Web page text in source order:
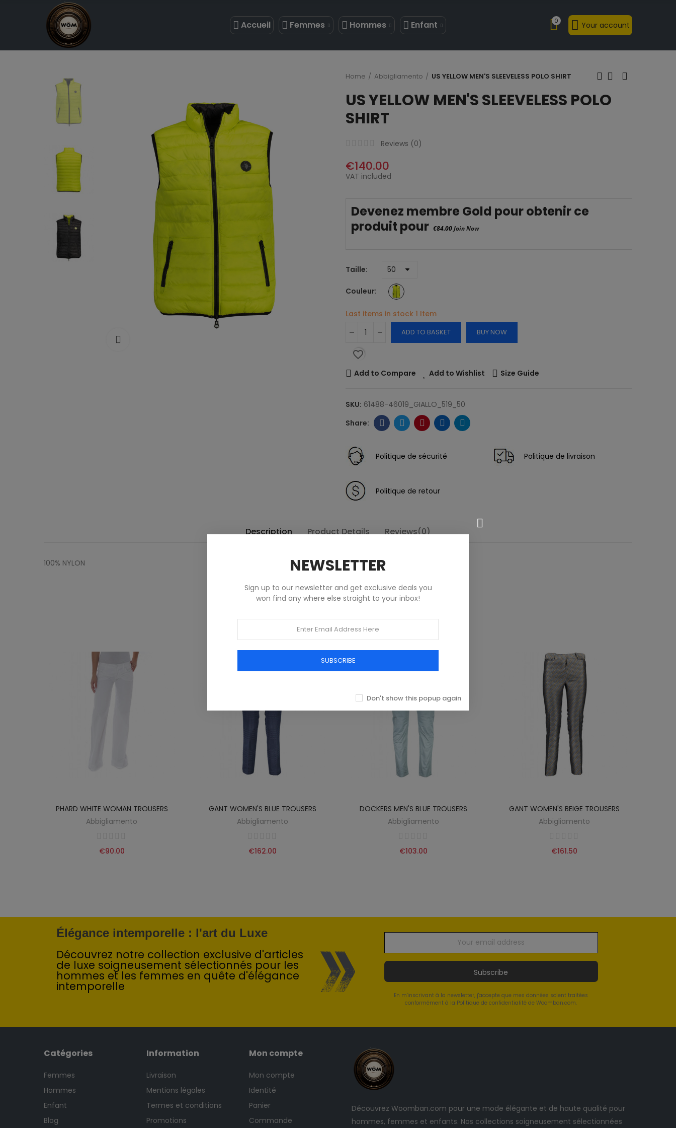
Accueil Femmes Hommes Enfant 0 Your account
Home Abbigliamento US YELLOW MEN'S SLEEVELESS POLO SHIRT
US YELLOW MEN'S SLEEVELESS POLO
SHIRT
Reviews (0)
€140.00
VAT included
Devenez membre Gold pour obtenir ce
produit pour €84.00Join Now
Taille
Couleur
Last items in stock 1 Item
ADD TO BASKET BUY NOW
favorite_border
Add to Compare Add to Wishlist Size Guide
SKU: 61488-46019_GIALLO_519_50
Politique de sécurité Politique de livraison
Politique de retour
Description Product Details Reviews(0)
100% NYLON
Produits dans la même catégorie
PHARD WHITE WOMAN TROUSERS
Abbigliamento
€90.00
GANT WOMEN'S BLUE TROUSERS
Abbigliamento
€162.00
DOCKERS MEN'S BLUE TROUSERS
Abbigliamento
€103.00
GANT WOMEN'S BEIGE TROUSERS
Abbigliamento
€161.50
Élégance intemporelle : l'art du Luxe
Découvrez notre collection exclusive d'articles
de luxe soigneusement sélectionnés pour les
hommes et les femmes en quête d'élégance
intemporelle
Subscribe
En m'inscrivant à la newsletter, j'accepte que mes données soient traitées
conformément à la Politique de confidentialité de Woomban.com.
Catégories
Femmes
Hommes
Enfant
Blog
Information
Livraison
Mentions légales
Termes et conditions
Promotions
Mon compte
Mon compte
Identité
Panier
Commande
Découvrez Woomban.com pour une mode élégante et de haute qualité pour
hommes, femmes et enfants. Nos collections soigneusement sélectionnées
NEWSLETTER
Sign up to our newsletter and get exclusive deals you
won find any where else straight to your inbox!
SUBSCRIBE
Don't show this popup again